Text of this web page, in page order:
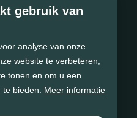
gebruik van
analyse van onze
website te verbeteren,
tonen en om u een
bieden. Meer informatie
Cookie statement